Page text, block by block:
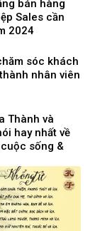
bán hàng
Sales cần
2024
sóc khách
nhân viên
Thành và
hay nhất về
sống &